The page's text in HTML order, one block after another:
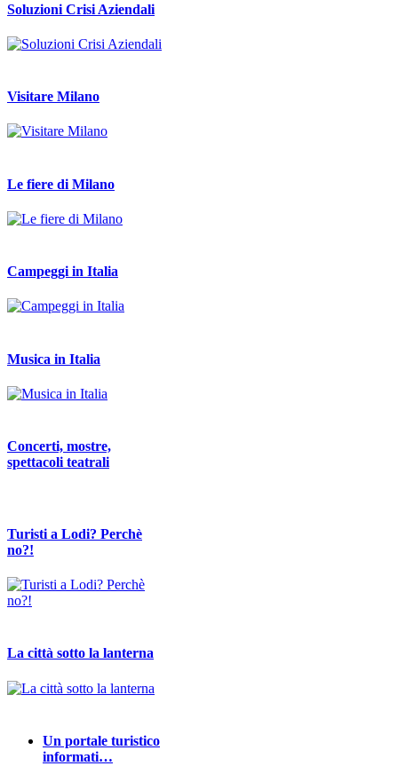
Soluzioni Crisi Aziendali
Visitare Milano
Le fiere di Milano
Campeggi in Italia
Musica in Italia
Concerti, mostre,
spettacoli teatrali
Turisti a Lodi? Perchè
no?!
La città sotto la lanterna
Un portale turistico
informati…